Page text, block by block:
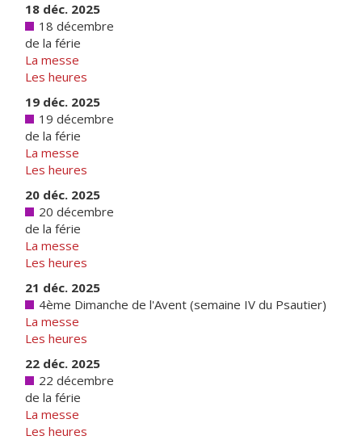
18 déc. 2025
18 décembre
de la férie
La messe
Les heures
19 déc. 2025
19 décembre
de la férie
La messe
Les heures
20 déc. 2025
20 décembre
de la férie
La messe
Les heures
21 déc. 2025
4ème Dimanche de l'Avent (semaine IV du Psautier)
La messe
Les heures
22 déc. 2025
22 décembre
de la férie
La messe
Les heures